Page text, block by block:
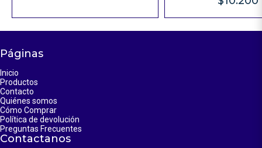
Páginas
Inicio
Productos
Contacto
Quiénes somos
Cómo Comprar
Política de devolución
Preguntas Frecuentes
Contactanos